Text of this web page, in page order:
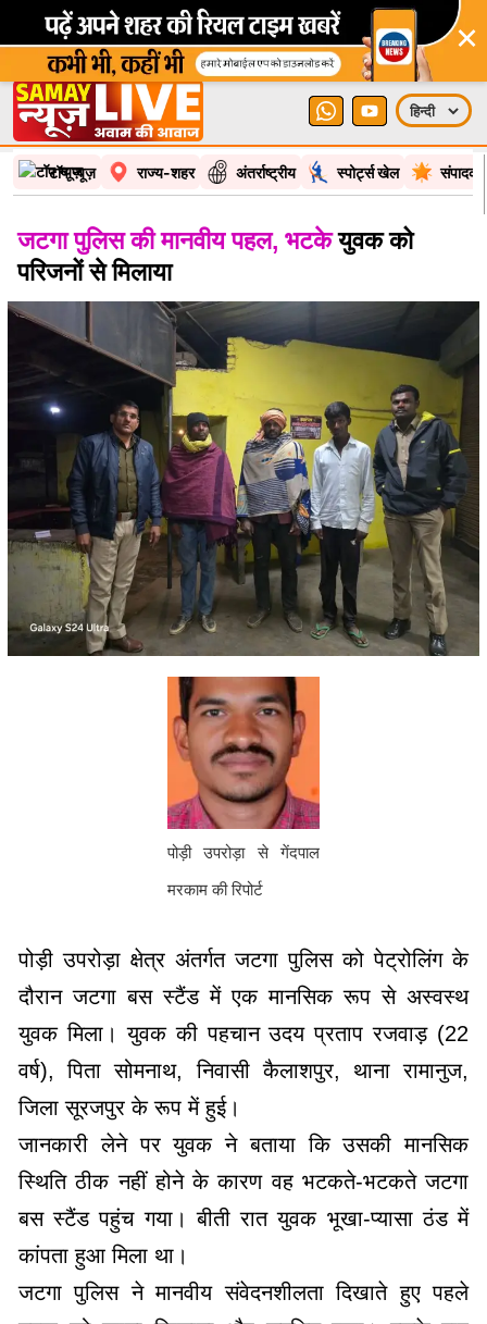
×
टॉप न्यूज़ राज्य-शहर अंतर्राष्ट्रीय स्पोर्ट्स खेल
जटगा पुलिस की मानवीय पहल, भटकेयुवक को
परिजनों से मिलाया
पोड़ी उपरोड़ा से गेंदपाल
मरकाम की रिपोर्ट
पोड़ी उपरोड़ा क्षेत्र अंतर्गत जटगा पुलिस को पेट्रोलिंग के
दौरान जटगा बस स्टैंड में एक मानसिक रूप से अस्वस्थ
युवक मिला। युवक की पहचान उदय प्रताप रजवाड़ (22
वर्ष), पिता सोमनाथ, निवासी कैलाशपुर, थाना रामानुज,
जिला सूरजपुर के रूप में हुई।
जानकारी लेने पर युवक ने बताया कि उसकी मानसिक
स्थिति ठीक नहीं होने के कारण वह भटकते-भटकते जटगा
बस स्टैंड पहुंच गया। बीती रात युवक भूखा-प्यासा ठंड में
कांपता हुआ मिला था।
जटगा पुलिस ने मानवीय संवेदनशीलता दिखाते हुए पहले